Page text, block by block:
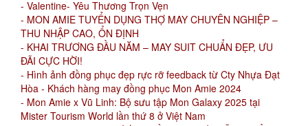
- Valentine- Yêu Thương Trọn Vẹn
- MON AMIE TUYỂN DỤNG THỢ MAY CHUYÊN NGHIỆP –
THU NHẬP CAO, ỔN ĐỊNH
- KHAI TRƯƠNG ĐẦU NĂM – MAY SUIT CHUẨN ĐẸP, ƯU
ĐÃI CỰC HỜI!
- Hình ảnh đồng phục đẹp rực rỡ feedback từ Cty Nhựa Đạt
Hòa - Khách hàng may đồng phục Mon Amie 2024
- Mon Amie x Vũ Linh: Bộ sưu tập Mon Galaxy 2025 tại
Mister Tourism World lần thứ 8 ở Việt Nam